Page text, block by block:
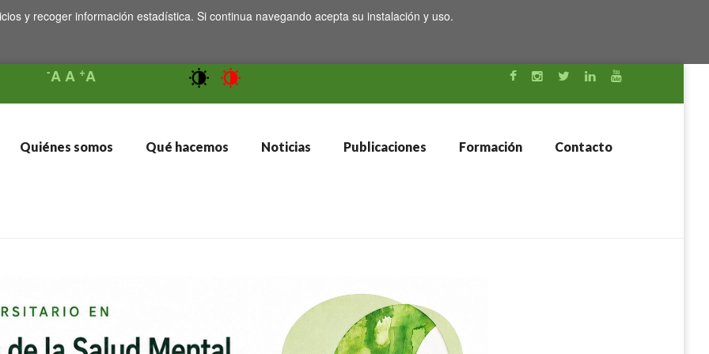
y recoger información estadística. Si continua navegando acepta su instalación y uso.
-AA +A
Quiénes somos Qué hacemos Noticias Publicaciones Formación Contacto